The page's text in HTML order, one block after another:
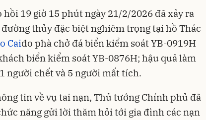
hồi 19 giờ 15 phút ngày 21/2/2026 đã xảy ra
thủy đặc biệt nghiêm trọng tại hồ Thác
Caido phà chở đá biển kiểm soát YB-0919H
biển kiểm soát YB-0876H; hậu quả làm
người chết và 5 người mất tích.
tin về vụ tai nạn, Thủ tướng Chính phủ đã
năng gửi lời thăm hỏi tới gia đình các nạn